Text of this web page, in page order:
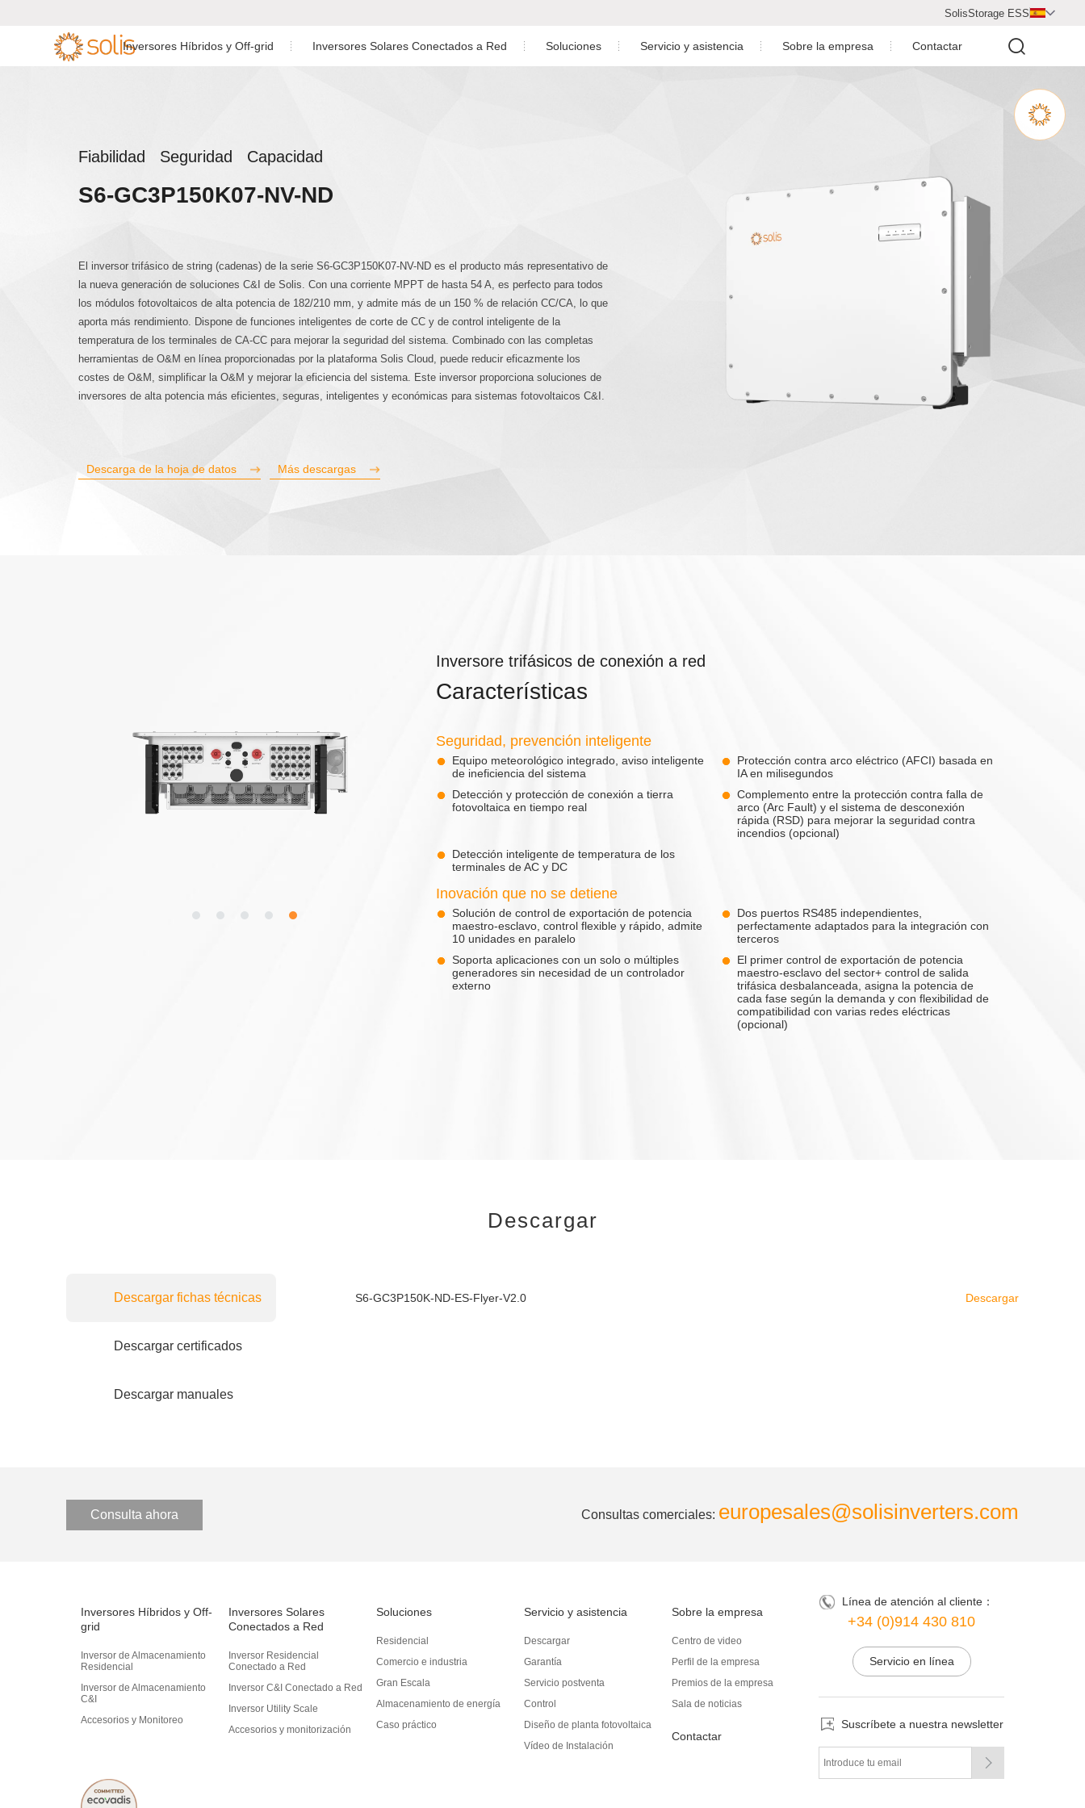
SolisStorage ESS

Inversores Híbridos y Off-grid
Inversor de Almacenamiento
Inversor Híbrido Trifásico de Alto Voltaje
Inversor Off-grid Monofásico
Inversores Solares Conectados a Red
Inversor Utility Scale
Soluciones Servicio y asistencia
Diseño de planta fotovoltaica
Sobre la empresa
Sala de noticias
Contactar
Fiabilidad Seguridad Capacidad
S6-GC3P150K07-NV-ND
El inversor trifásico de string (cadenas) de la serie S6-GC3P150K07-NV-ND es el producto más representativo de
la nueva generación de soluciones C&I de Solis. Con una corriente MPPT de hasta 54 A, es perfecto para todos
los módulos fotovoltaicos de alta potencia de 182/210 mm, y admite más de un 150 % de relación CC/CA, lo que
aporta más rendimiento. Dispone de funciones inteligentes de corte de CC y de control inteligente de la
temperatura de los terminales de CA-CC para mejorar la seguridad del sistema. Combinado con las completas
herramientas de O&M en línea proporcionadas por la plataforma Solis Cloud, puede reducir eficazmente los
costes de O&M, simplificar la O&M y mejorar la eficiencia del sistema. Este inversor proporciona soluciones de
inversores de alta potencia más eficientes, seguras, inteligentes y económicas para sistemas fotovoltaicos C&I.
Descarga de la hoja de datos Más descargas
Inversore trifásicos de conexión a red
Características
Seguridad, prevención inteligente
Equipo meteorológico integrado, aviso inteligente
de ineficiencia del sistema
Protección contra arco eléctrico (AFCI) basada en
IA en milisegundos
Detección y protección de conexión a tierra
fotovoltaica en tiempo real
Complemento entre la protección contra falla de
arco (Arc Fault) y el sistema de desconexión
rápida (RSD) para mejorar la seguridad contra
incendios (opcional)
Detección inteligente de temperatura de los
terminales de AC y DC
Inovación que no se detiene
Solución de control de exportación de potencia
maestro-esclavo, control flexible y rápido, admite
10 unidades en paralelo
Dos puertos RS485 independientes,
perfectamente adaptados para la integración con
terceros
Soporta aplicaciones con un solo o múltiples
generadores sin necesidad de un controlador
externo
El primer control de exportación de potencia
maestro-esclavo del sector+ control de salida
trifásica desbalanceada, asigna la potencia de
cada fase según la demanda y con flexibilidad de
compatibilidad con varias redes eléctricas
(opcional)
Descargar
Descargar fichas técnicas
Descargar certificados
Descargar manuales
S6-GC3P150K-ND-ES-Flyer-V2.0 Descargar
Consulta ahora Consultas comerciales: europesales@solisinverters.com
Inversores Híbridos y Off-
grid
Inversor de Almacenamiento
Residencial
Inversor de Almacenamiento
C&I
Accesorios y Monitoreo
Inversores Solares
Conectados a Red
Inversor Residencial
Conectado a Red
Inversor C&I Conectado a Red
Inversor Utility Scale
Accesorios y monitorización
Soluciones
Residencial
Comercio e industria
Gran Escala
Almacenamiento de energía
Caso práctico
Servicio y asistencia
Descargar
Garantía
Servicio postventa
Control
Diseño de planta fotovoltaica
Vídeo de Instalación
Sobre la empresa
Centro de video
Perfil de la empresa
Premios de la empresa
Sala de noticias
Contactar
Línea de atención al cliente：
+34 (0)914 430 810
Servicio en línea
Suscríbete a nuestra newsletter
